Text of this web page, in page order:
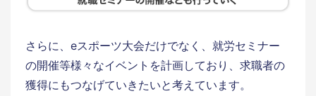
さらに、eスポーツ大会だけでなく、就労セミナー
の開催等様々なイベントを計画しており、求職者の
獲得にもつなげていきたいと考えています。